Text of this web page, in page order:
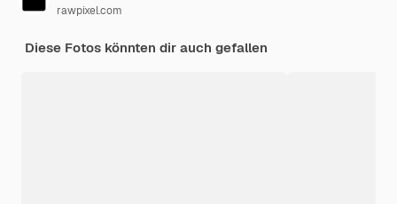
rawpixel.com
Diese Fotos könnten dir auch gefallen